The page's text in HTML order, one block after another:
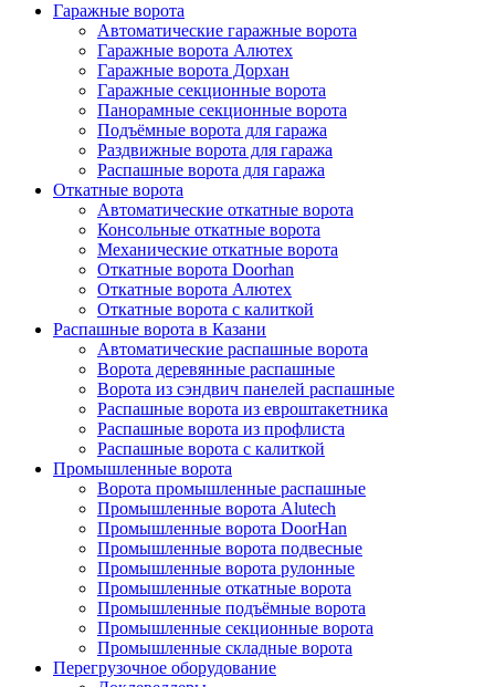
Гаражные ворота
Автоматические гаражные ворота
Гаражные ворота Алютех
Гаражные ворота Дорхан
Гаражные секционные ворота
Панорамные секционные ворота
Подъёмные ворота для гаража
Раздвижные ворота для гаража
Распашные ворота для гаража
Откатные ворота
Автоматические откатные ворота
Консольные откатные ворота
Механические откатные ворота
Откатные ворота Doorhan
Откатные ворота Алютех
Откатные ворота с калиткой
Распашные ворота в Казани
Автоматические распашные ворота
Ворота деревянные распашные
Ворота из сэндвич панелей распашные
Распашные ворота из евроштакетника
Распашные ворота из профлиста
Распашные ворота с калиткой
Промышленные ворота
Ворота промышленные распашные
Промышленные ворота Alutech
Промышленные ворота DoorHan
Промышленные ворота подвесные
Промышленные ворота рулонные
Промышленные откатные ворота
Промышленные подъёмные ворота
Промышленные секционные ворота
Промышленные складные ворота
Перегрузочное оборудование